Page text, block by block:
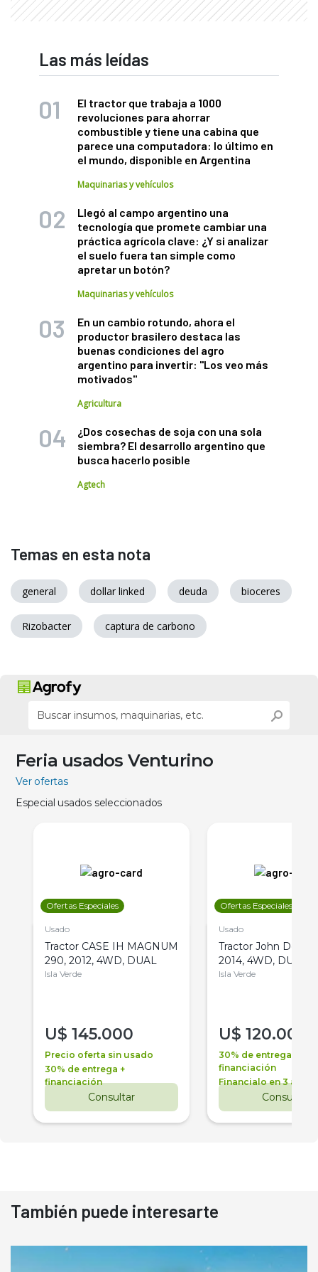
Las más leídas
El tractor que trabaja a 1000
revoluciones para ahorrar
combustible y tiene una cabina que
parece una computadora: lo último en
el mundo, disponible en Argentina
Maquinarias y vehículos
Llegó al campo argentino una
tecnología que promete cambiar una
práctica agrícola clave: ¿Y si analizar
el suelo fuera tan simple como
apretar un botón?
Maquinarias y vehículos
En un cambio rotundo, ahora el
productor brasilero destaca las
buenas condiciones del agro
argentino para invertir: "Los veo más
motivados"
Agricultura
¿Dos cosechas de soja con una sola
siembra? El desarrollo argentino que
busca hacerlo posible
Agtech
Temas en esta nota
general dollar linked deuda bioceres
Rizobacter captura de carbono
Feria usados Venturino
Ver ofertas
Especial usados seleccionados
Ofertas Especiales
Usado
Tractor CASE IH MAGNUM
290, 2012, 4WD, DUAL
Isla Verde
U$ 145.000
Precio oferta sin usado
30% de entrega +
financiación
Consultar
Ofertas Especiales
Usado
Tractor John Deere
2014, 4WD, DUAL
Isla Verde
U$ 120.000
30% de entrega +
financiación
Financialo en 3 años
Consultar
También puede interesarte